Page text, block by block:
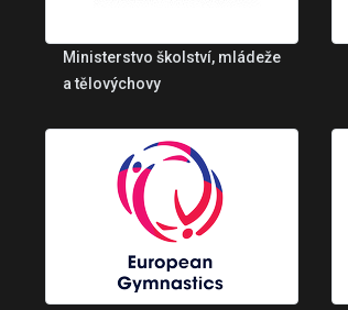
Ministerstvo školství, mládeže
a tělovýchovy